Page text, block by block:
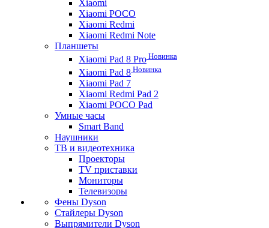
Xiaomi
Xiaomi POCO
Xiaomi Redmi
Xiaomi Redmi Note
Планшеты
Xiaomi Pad 8 Pro Новинка
Xiaomi Pad 8 Новинка
Xiaomi Pad 7
Xiaomi Redmi Pad 2
Xiaomi POCO Pad
Умные часы
Smart Band
Наушники
ТВ и видеотехника
Проекторы
TV приставки
Мониторы
Телевизоры
Фены Dyson
Стайлеры Dyson
Выпрямители Dyson